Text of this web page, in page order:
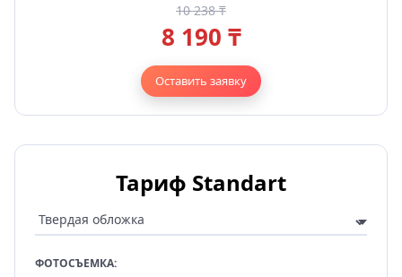
10 238 ₸
8 190 ₸
Оставить заявку
Тариф Standart
ФОТОСЪЕМКА: